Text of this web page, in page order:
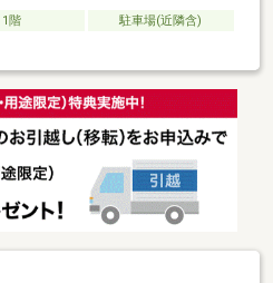
1階
駐車場(近隣含)